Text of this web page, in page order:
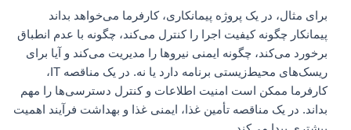
برای مثال، در یک پروژه پیمانکاری، کارفرما می‌خواهد بداند
پیمانکار چگونه کیفیت اجرا را کنترل می‌کند، چگونه با عدم انطباق
برخورد می‌کند، چگونه ایمنی نیروها را مدیریت می‌کند و آیا برای
ریسک‌های محیط‌زیستی برنامه دارد یا نه. در یک مناقصه IT،
کارفرما ممکن است امنیت اطلاعات و کنترل دسترسی‌ها را مهم
بداند. در یک مناقصه تأمین غذا، ایمنی غذا و بهداشت فرآیند اهمیت